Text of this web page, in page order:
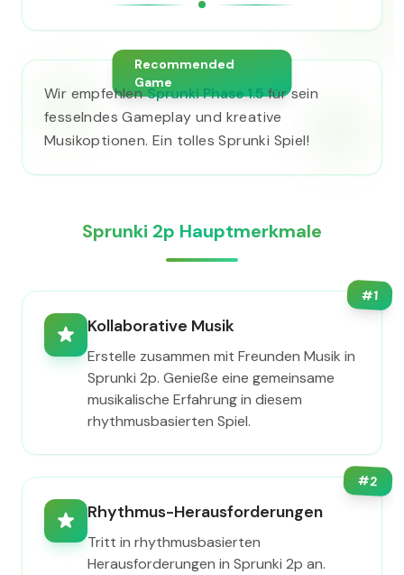
Recommended
Game
Wir empfehlenSprunki Phase 1.5für sein
fesselndes Gameplay und kreative
Musikoptionen. Ein tolles Sprunki Spiel!
Sprunki 2p Hauptmerkmale
#1
Kollaborative Musik
Erstelle zusammen mit Freunden Musik in
Sprunki 2p. Genieße eine gemeinsame
musikalische Erfahrung in diesem
rhythmusbasierten Spiel.
#2
Rhythmus-Herausforderungen
Tritt in rhythmusbasierten
Herausforderungen in Sprunki 2p an.